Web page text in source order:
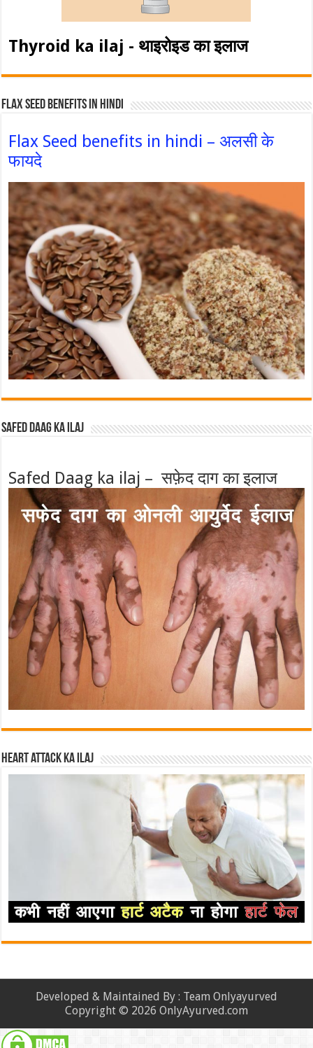
Thyroid ka ilaj - थाइरोइड का इलाज
Flax Seed Benefits in hindi
Flax Seed benefits in hindi – अलसी के
फायदे
Safed Daag ka ilaj
Safed Daag ka ilaj – सफ़ेद दाग का इलाज
Heart attack ka ilaj
Developed & Maintained By : Team Onlyayurved
Copyright © 2026 OnlyAyurved.com